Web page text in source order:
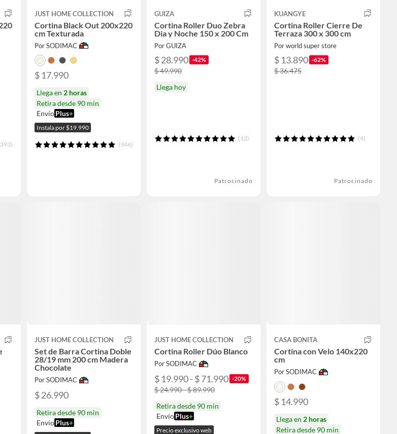
JUST HOME COLLECTION
Cortina Black Out 200x220
cm Texturada
Por SODIMAC
$ 17.990
Llega en 2 horas
Retira desde 90 min
Envío Plus+
Instala por $19.990
(346)
GUIZA
Cortina Roller Duo Zebra
Dia y Noche 150 x 200 Cm
Por GUIZA
$ 28.990 -42%
$ 49.990
Llega hoy
(12)
Patrocinado
KUANGYE
Cortina Roller Cierre De
Terraza 300 x 300 cm
Por world super store
$ 13.890 -62%
$ 36.475
(4)
Patrocinado
JUST HOME COLLECTION
Set de Barra Cortina Doble
28/19 mm 200 cm Madera
Chocolate
Por SODIMAC
$ 26.990
Retira desde 90 min
Envío Plus+
JUST HOME COLLECTION
Cortina Roller Dúo Blanco
Por SODIMAC
$ 19.990 - $ 71.990 -20%
$ 24.990 - $ 89.990
Retira desde 90 min
EnvíoPlus+
Precio exclusivo web
CASA BONITA
Cortina con Velo 140x220
cm
Por SODIMAC
$ 14.990
Llega en 2 horas
Retira desde 90 min